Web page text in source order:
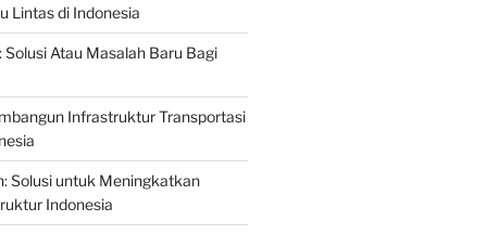
Lintas di Indonesia
Solusi Atau Masalah Baru Bagi
Infrastruktur Transportasi
Solusi untuk Meningkatkan
Indonesia